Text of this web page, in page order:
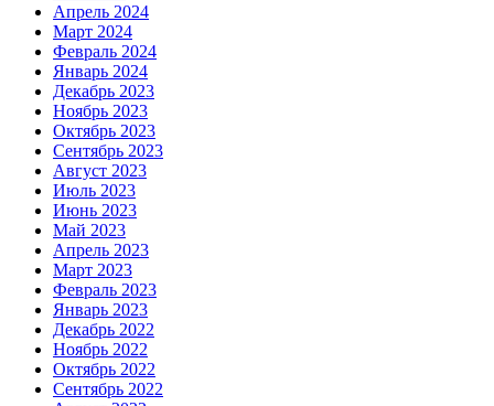
Апрель 2024
Март 2024
Февраль 2024
Январь 2024
Декабрь 2023
Ноябрь 2023
Октябрь 2023
Сентябрь 2023
Август 2023
Июль 2023
Июнь 2023
Май 2023
Апрель 2023
Март 2023
Февраль 2023
Январь 2023
Декабрь 2022
Ноябрь 2022
Октябрь 2022
Сентябрь 2022